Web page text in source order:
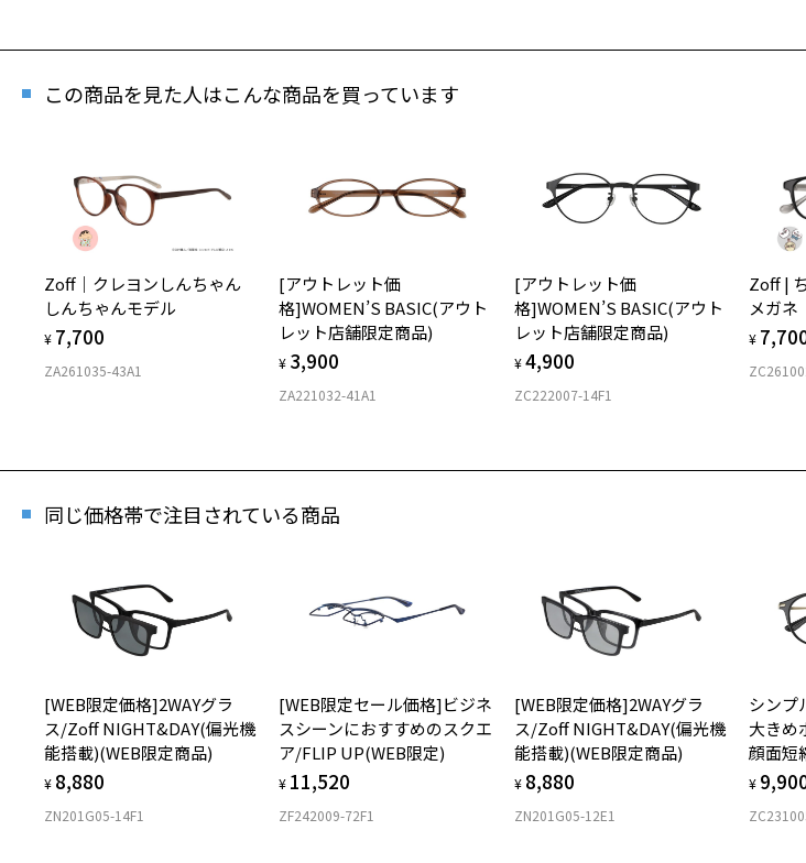
再入荷お知らせメールのお申し込み
「再入荷お知らせメール」はZoffオンラインストア会員さまのみ対象
※商品が再入荷された際にメールでお知らせします。
※本サービスは商品の購入をお約束するものではありません。
店舗への再入荷ではございませんのでご了承ください。
※人気商品に関しては、メール配信後、即完売する場合がございま
この商品を見た人はこんな商品を買っています
Zoff｜クレヨンしんちゃん
しんちゃんモデル
¥ 7,700
ZA261035-43A1
[アウトレット価
格]WOMEN’S BASIC(アウト
レット店舗限定商品)
¥ 3,900
ZA221032-41A1
[アウトレット価
格]WOMEN’S BASIC(アウト
レット店舗限定商品)
¥4,900
ZC222007-14F1
Zoff |
メガネ
¥
同じ価格帯で注目されている商品
[WEB限定価格]2WAYグラ
ス/Zoff NIGHT&DAY(偏光機
能搭載)(WEB限定商品)
¥ 8,880
ZN201G05-14F1
[WEB限定セール価格]ビジネ
スシーンにおすすめのスクエ
ア/FLIP UP(WEB限定)
¥ 11,520
ZF242009-72F1
[WEB限定価格]2WAYグラ
ス/Zoff NIGHT&DAY(偏光機
能搭載)(WEB限定商品)
¥ 8,880
ZN201G05-12E1
シンプ
大きめ
顔面短
¥